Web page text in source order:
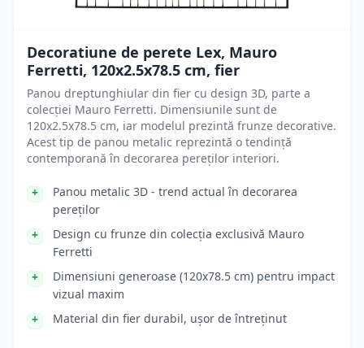
Decoratiune de perete Lex, Mauro
Ferretti, 120x2.5x78.5 cm, fier
Panou dreptunghiular din fier cu design 3D, parte a
colecției Mauro Ferretti. Dimensiunile sunt de
120x2.5x78.5 cm, iar modelul prezintă frunze decorative.
Acest tip de panou metalic reprezintă o tendință
contemporană în decorarea pereților interiori.
Panou metalic 3D - trend actual în decorarea
pereților
Design cu frunze din colecția exclusivă Mauro
Ferretti
Dimensiuni generoase (120x78.5 cm) pentru impact
vizual maxim
Material din fier durabil, ușor de întreținut